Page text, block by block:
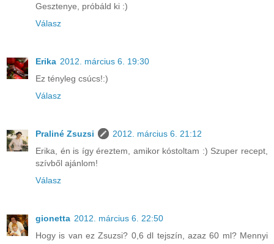
Gesztenye, próbáld ki :)
Válasz
Erika 2012. március 6. 19:30
Ez tényleg csúcs!:)
Válasz
Praliné Zsuzsi
2012. március 6. 21:12
Erika, én is így éreztem, amikor kóstoltam :) Szuper recept,
szívből ajánlom!
Válasz
gionetta 2012. március 6. 22:50
Hogy is van ez Zsuzsi? 0,6 dl tejszín, azaz 60 ml? Mennyi